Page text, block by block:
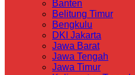
Banten
Belitung Timur
Bengkulu
DKI Jakarta
Jawa Barat
Jawa Tengah
Jawa Timur